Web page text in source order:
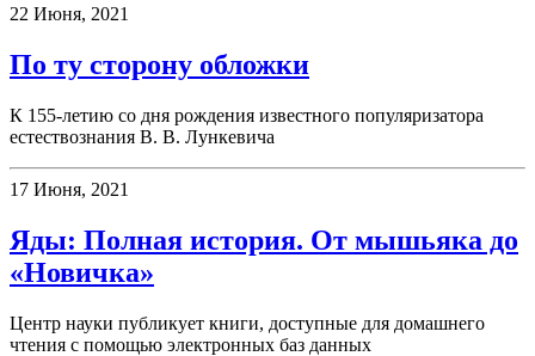
22 Июня, 2021
По ту сторону обложки
К 155-летию со дня рождения известного популяризатора
естествознания В. В. Лункевича
17 Июня, 2021
Яды: Полная история. От мышьяка до
«Новичка»
Центр науки публикует книги, доступные для домашнего
чтения с помощью электронных баз данных